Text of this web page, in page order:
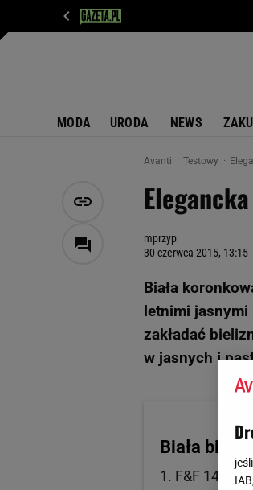
MODA URODA NEWS
Avanti Testowy
mprzyp
30 czerwca 2015, 13:15
Biała
letnimi jasnymi
zakładać
w jasnych i
Biała
1. F&F 14 zł